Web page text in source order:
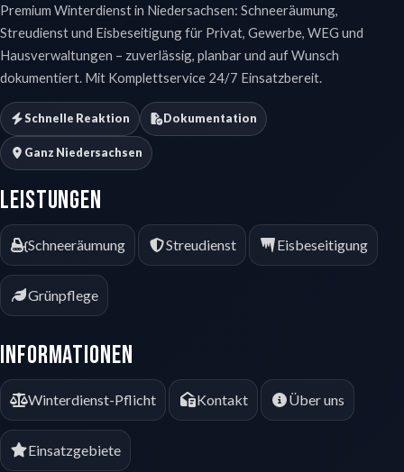
Premium Winterdienst in Niedersachsen: Schneeräumung,
Streudienst und Eisbeseitigung für Privat, Gewerbe, WEG und
Hausverwaltungen – zuverlässig, planbar und auf Wunsch
dokumentiert. Mit Komplettservice 24/7 Einsatzbereit.
Schnelle Reaktion Dokumentation
Ganz Niedersachsen
Leistungen
Schneeräumung Streudienst Eisbeseitigung
Grünpflege
Informationen
Winterdienst-Pflicht Kontakt Über uns
Einsatzgebiete